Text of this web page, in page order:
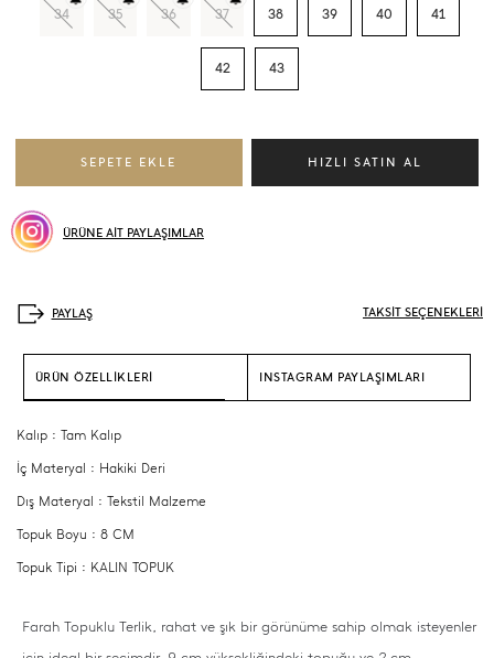
34 35 36 37 38 39 40 41
42 43
ÜRÜNE AİT PAYLAŞIMLAR
TAKSİT SEÇENEKLERİ
ÜRÜN ÖZELLİKLERİ INSTAGRAM PAYLAŞIMLARI
Kalıp : Tam Kalıp
İç Materyal : Hakiki Deri
Dış Materyal : Tekstil Malzeme
Topuk Boyu : 8 CM
Topuk Tipi : KALIN TOPUK
Farah Topuklu Terlik, rahat ve şık bir görünüme sahip olmak isteyenler